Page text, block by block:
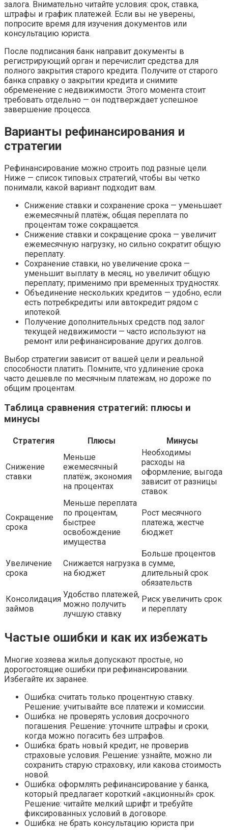
залога. Внимательно читайте условия: срок, ставка,
штрафы и график платежей. Если вы не уверены,
попросите время для изучения документов или
консультацию юриста.
После подписания банк направит документы в
регистрирующий орган и перечислит средства для
полного закрытия старого кредита. Получите от старого
банка справку о закрытии кредита и снимите
обременение с недвижимости. Этого момента стоит
требовать отдельно — он подтверждает успешное
завершение процесса.
Варианты рефинансирования и
стратегии
Рефинансирование можно строить под разные цели.
Ниже — список типовых стратегий, чтобы вы четко
понимали, какой вариант подходит вам.
Снижение ставки и сохранение срока — уменьшает
ежемесячный платёж, общая переплата по
процентам тоже сокращается.
Снижение ставки и сокращение срока — увеличит
ежемесячную нагрузку, но сильно сократит общую
переплату.
Сохранение ставки, но увеличение срока —
уменьшит выплату в месяц, но увеличит общую
переплату; применимо при временных трудностях.
Объединение нескольких кредитов — удобно, если
есть потребкредиты или автокредит рядом с
ипотекой.
Получение дополнительных средств под залог
текущей недвижимости — часто используют на
ремонт или рефинансирование других долгов.
Выбор стратегии зависит от вашей цели и реальной
способности платить. Помните, что удлинение срока
часто дешевле по месячным платежам, но дороже по
общим процентам.
Таблица сравнения стратегий: плюсы и
минусы
Стратегия Плюсы Минусы
Снижение
ставки
Меньше
ежемесячный
платёж, экономия
на процентах
Необходимы
расходы на
оформление; выгода
зависит от разницы
ставок
Сокращение
срока
Меньше переплата
по процентам,
быстрее
освобождение
имущества
Рост месячного
платежа, жестче
бюджет
Увеличение
срока
Снижается нагрузка
на бюджет
Больше процентов
в сумме,
длительный срок
обязательств
Консолидация
займов
Удобство платежей,
можно получить
лучшую ставку
Риск увеличить срок
и переплату
Частые ошибки и как их избежать
Многие хозяева жилья допускают простые, но
дорогостоящие ошибки при рефинансировании.
Избегайте их заранее.
Ошибка: считать только процентную ставку.
Решение: учитывайте все платежи и комиссии.
Ошибка: не проверять условия досрочного
погашения. Решение: уточните штрафы и сроки,
когда можно погасить без штрафов.
Ошибка: брать новый кредит, не проверив
страховые условия. Решение: узнайте, можно ли
сохранить старую страховку, или какова стоимость
новой.
Ошибка: оформлять рефинансирование у банка,
который предлагает короткий «акционный» срок.
Решение: читайте мелкий шрифт и требуйте
фиксированных условий в договоре.
Ошибка: не брать консультацию юриста при